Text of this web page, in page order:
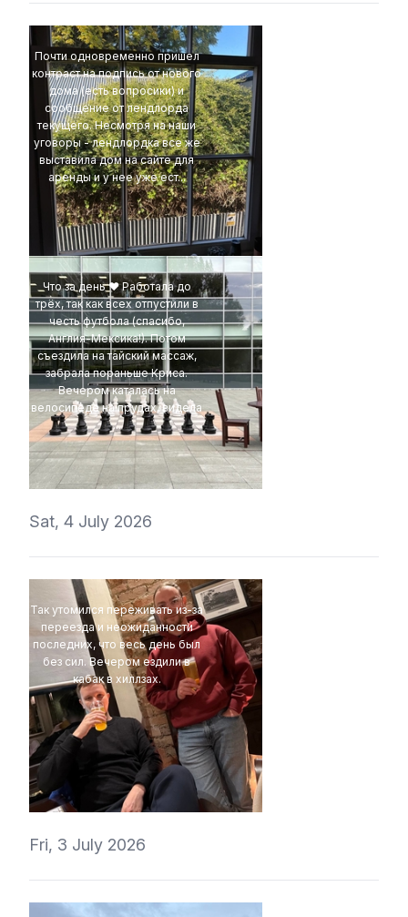
Почти одновременно пришел
контраст на подпись от нового
дома (есть вопросики) и
сообщение от лендлорда
текущего. Несмотря на наши
уговоры - лендлордка все же
выставила дом на сайте для
аренды и у нее уже ест...
4Eki
Что за день ❤️ Работала до
трёх, так как всех отпустили в
честь футбола (спасибо,
Англия-Мексика!). Потом
съездила на тайский массаж,
забрала пораньше Криса.
Вечером каталась на
велосипеде на прудах, видела
...
t1r1
Sat, 4 July 2026
Так утомился переживать из-за
переезда и неожиданности
последних, что весь день был
без сил. Вечером ездили в
кабак в хиллзах.
Fri, 3 July 2026